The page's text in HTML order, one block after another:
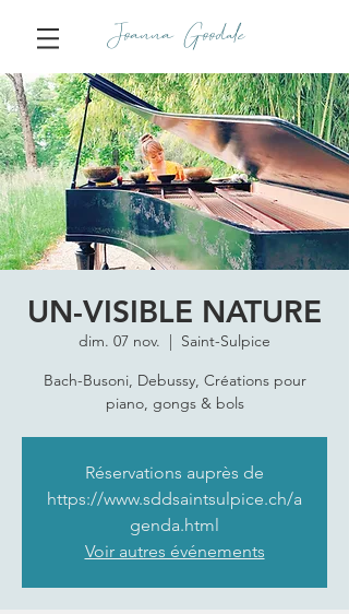
Joanna Goodale
UN-VISIBLE NATURE
dim. 07 nov.
  |
Saint-Sulpice
Bach-Busoni, Debussy, Créations pour
piano, gongs & bols
Réservations auprès de
https://www.sddsaintsulpice.ch/a
genda.html
Voir autres événements